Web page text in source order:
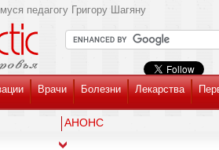
педагогу Григору Шагяну
Врачи Болезни Лекарства
АНОНС